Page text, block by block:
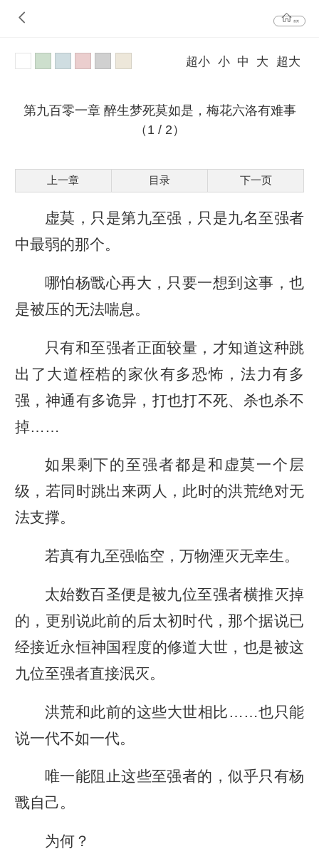
首页
超小 小 中 大 超大
第九百零一章 醉生梦死莫如是，梅花六洛有难事
（1 / 2）
上一章 目录 下一页
虚莫，只是第九至强，只是九名至强者
中最弱的那个。
哪怕杨戬心再大，只要一想到这事，也
是被压的无法喘息。
只有和至强者正面较量，才知道这种跳
出了大道桎梏的家伙有多恐怖，法力有多
强，神通有多诡异，打也打不死、杀也杀不
掉……
如果剩下的至强者都是和虚莫一个层
级，若同时跳出来两人，此时的洪荒绝对无
法支撑。
若真有九至强临空，万物湮灭无幸生。
太始数百圣便是被九位至强者横推灭掉
的，更别说此前的后太初时代，那个据说已
经接近永恒神国程度的修道大世，也是被这
九位至强者直接泯灭。
洪荒和此前的这些大世相比……也只能
说一代不如一代。
唯一能阻止这些至强者的，似乎只有杨
戬自己。
为何？